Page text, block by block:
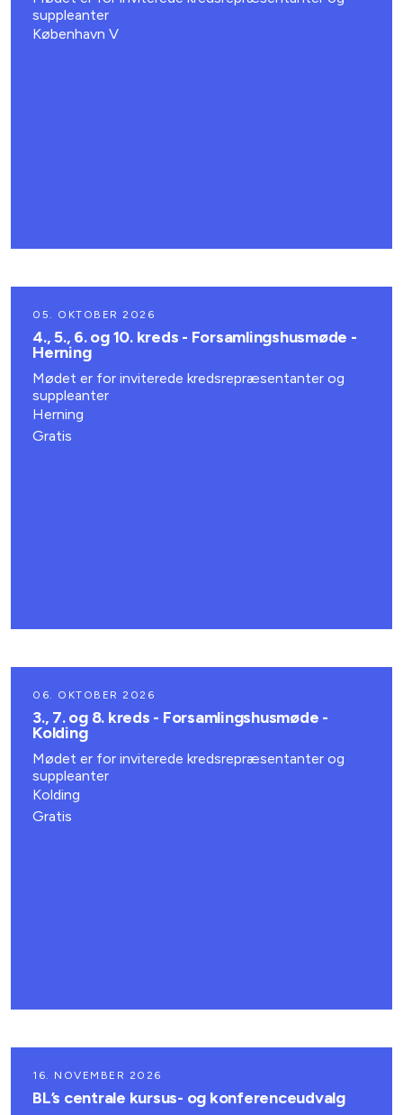
suppleanter
København V
05. OKTOBER 2026
4., 5., 6. og 10. kreds - Forsamlingshusmøde -
Herning
Mødet er for inviterede kredsrepræsentanter og
suppleanter
Herning
Gratis
06. OKTOBER 2026
3., 7. og 8. kreds - Forsamlingshusmøde -
Kolding
Mødet er for inviterede kredsrepræsentanter og
suppleanter
Kolding
Gratis
16. NOVEMBER 2026
BL’s centrale kursus- og konferenceudvalg